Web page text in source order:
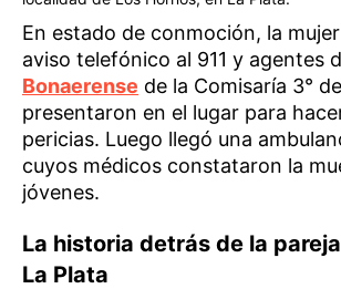
En estado de conmoción, la
aviso telefónico al 911 y agentes
Bonaerense de la Comisaría 3°
presentaron en el lugar para
pericias. Luego llegó una
cuyos médicos constataron la
jóvenes.
La historia detrás de la
La Plata